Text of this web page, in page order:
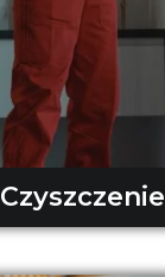
Czyszczenie